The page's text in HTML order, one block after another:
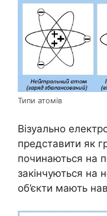
Типи атомів
Візуально
представити як
починаються на
закінчуються на
об’єкти мають